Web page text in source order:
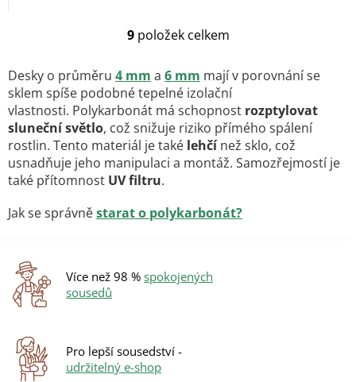
O
l
á
d
a
c
í
p
k
y
i
9položek celkem
Desky o průměru 4 mm a 6 mm mají v porovnání se
sklem spíše podobné tepelné izolační
vlastnosti. Polykarbonát má schopnost rozptylovat
sluneční světlo, což snižuje riziko přímého spálení
rostlin. Tento materiál je také lehčínež sklo, což
usnadňuje jeho manipulaci a montáž. Samozřejmostí je
také přítomnost UV filtru.
Jak se správněstarat o polykarbonát?
Více než 98 % spokojených
sousedů
Pro lepší sousedství -
udržitelný e-shop